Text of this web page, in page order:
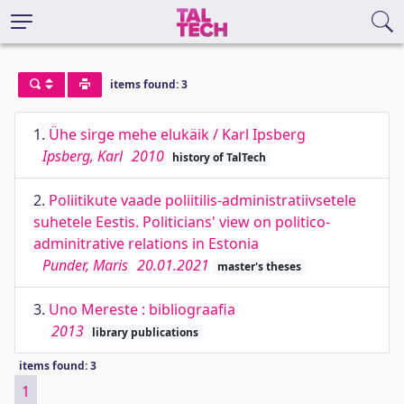
items found: 3
1. Ühe sirge mehe elukäik / Karl Ipsberg
Ipsberg, Karl 2010 history of TalTech
2. Poliitikute vaade poliitilis-administratiivsetele
suhetele Eestis. Politicians' view on politico-
adminitrative relations in Estonia
Punder, Maris 20.01.2021 master's theses
3. Uno Mereste : bibliograafia
2013 library publications
items found: 3
1